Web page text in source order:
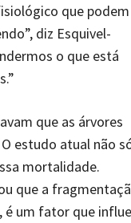
que podem
diz Esquivel-
o que está
que as árvores
estudo atual não
mortalidade.
que a
é um fator que